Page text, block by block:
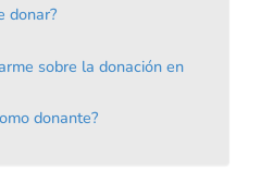
donar?
sobre la donación en
donante?